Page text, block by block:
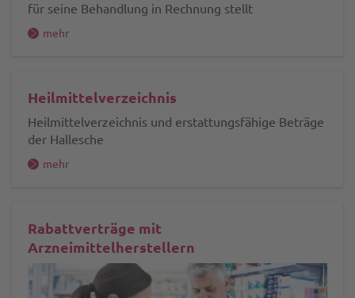
für seine Behandlung in Rechnung stellt
mehr
Heilmittelverzeichnis
Heilmittelverzeichnis und erstattungsfähige Beträge
der Hallesche
mehr
Rabattverträge mit
Arzneimittelherstellern